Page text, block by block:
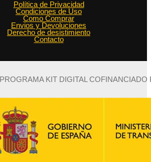
Política de Privacidad
Condiciones de Uso
Como Comprar
Envios y Devoluciones
Derecho de desistimiento
Contacto
PROGRAMA KIT DIGITAL